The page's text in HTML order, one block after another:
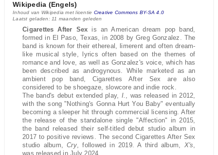
Wikipedia (Engels)
Inhoud van Wikipedia met licentie Creative Commons BY-SA 4.0
Laatst geladen: 11 maanden geleden
Cigarettes After Sex is an American dream pop band,
formed in El Paso, Texas, in 2008 by Greg Gonzalez. The
band is known for their ethereal, limerent and often dream-
like musical style, lyrics often based on the themes of
romance and love, as well as Gonzalez's voice, which has
been described as androgynous. While marketed as an
ambient pop band, Cigarettes After Sex are also
considered to be shoegaze, slowcore and indie rock.
The band's debut extended play, I. , was released in 2012,
with the song "Nothing's Gonna Hurt You Baby" eventually
becoming a sleeper hit through commercial licensing. After
the release of the standalone single "Affection" in 2015,
the band released their self-titled debut studio album in
2017 to positive reviews. The second Cigarettes After Sex
studio album,Cry, followed in 2019. A third album, X's,
was released in July 2024.